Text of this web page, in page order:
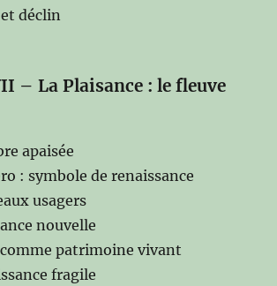
déclin
– La Plaisance : le fleuve
apaisée
: symbole de renaissance
usagers
nouvelle
patrimoine vivant
fragile